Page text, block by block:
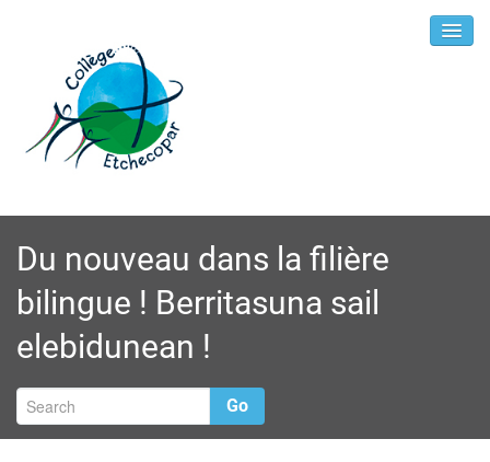
Du nouveau dans la filière
bilingue ! Berritasuna sail
elebidunean !
Go